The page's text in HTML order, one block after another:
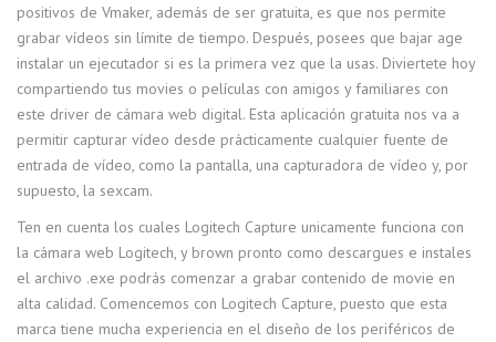
positivos de Vmaker, además de ser gratuita, es que nos permite
grabar vídeos sin límite de tiempo. Después, posees que bajar age
instalar un ejecutador si es la primera vez que la usas. Diviertete hoy
compartiendo tus movies o películas con amigos y familiares con
este driver de cámara web digital. Esta aplicación gratuita nos va a
permitir capturar vídeo desde prácticamente cualquier fuente de
entrada de vídeo, como la pantalla, una capturadora de vídeo y, por
supuesto, la sexcam.
Ten en cuenta los cuales Logitech Capture unicamente funciona con
la cámara web Logitech, y brown pronto como descargues e instales
el archivo .exe podrás comenzar a grabar contenido de movie en
alta calidad. Comencemos con Logitech Capture, puesto que esta
marca tiene mucha experiencia en el diseño de los periféricos de